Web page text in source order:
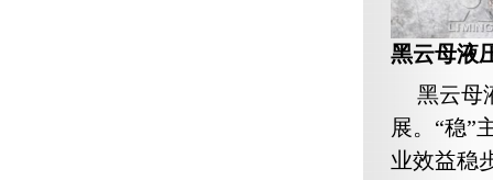
黑云母液
黑云母
展。“稳”
业效益稳